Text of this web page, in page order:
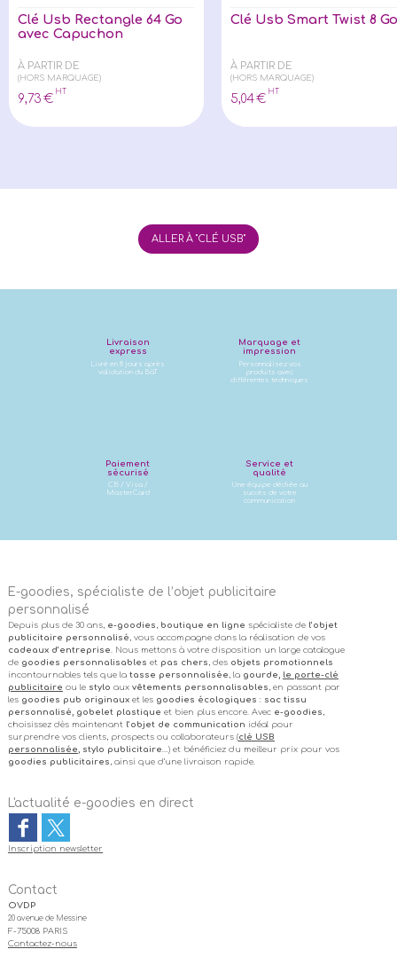
Clé Usb Rectangle 64 Go
avec Capuchon
À PARTIR DE
(HORS MARQUAGE)
9,73 €
HT
Clé Usb Smart Twist 8 Go
À PARTIR DE
(HORS MARQUAGE)
5,04€
HT
ALLER À "CLÉ USB"
Livraison
express
Livré en 8 jours après
validation du BàT
Marquage et
impression
Personnalisez vos
produits avec
différentes techniques
Paiement
sécurisé
CB / Visa /
MasterCard
Service et
qualité
Une équipe dédiée au
succès de votre
communication
E-goodies, spécialiste de l’objet publicitaire
personnalisé
Depuis plus de 30 ans, e-goodies , boutique en ligne spécialiste de l’objet
publicitaire personnalisé , vous accompagne dans la réalisation de vos
cadeaux d’entreprise. Nous mettons à votre disposition un large catalogue
de goodies personnalisables et pas chers , des objets promotionnels
incontournables tels que la tasse personnalisée , la gourde, le porte-clé
publicitaire ou le stylo aux vêtements personnalisables , en passant par
les goodies pub originauxet les goodies écologiques : sac tissu
personnalisé, gobelet plastique et bien plus encore. Avec e-goodies ,
choisissez dès maintenant l’objet de communication idéal pour
surprendre vos clients, prospects ou collaborateurs (clé USB
personnalisée, stylo publicitaire…) et bénéficiez du meilleur prix pour vos
goodies publicitaires , ainsi que d’une livraison rapide.
L'actualité e-goodies en direct
Inscription newsletter
Contact
OVDP
20 avenue de Messine
F-75008 PARIS
Contactez-nous